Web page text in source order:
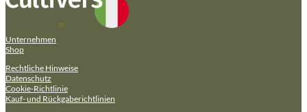
Unternehmen
Shop
Rechtliche Hinweise
Datenschutz
Cookie-Richtlinie
Kauf- und Rückgaberichtlinien